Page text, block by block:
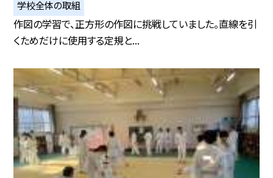
学校全体の取組
作図の学習で、正方形の作図に挑戦していました。直線を引
くためだけに使用する定規と...